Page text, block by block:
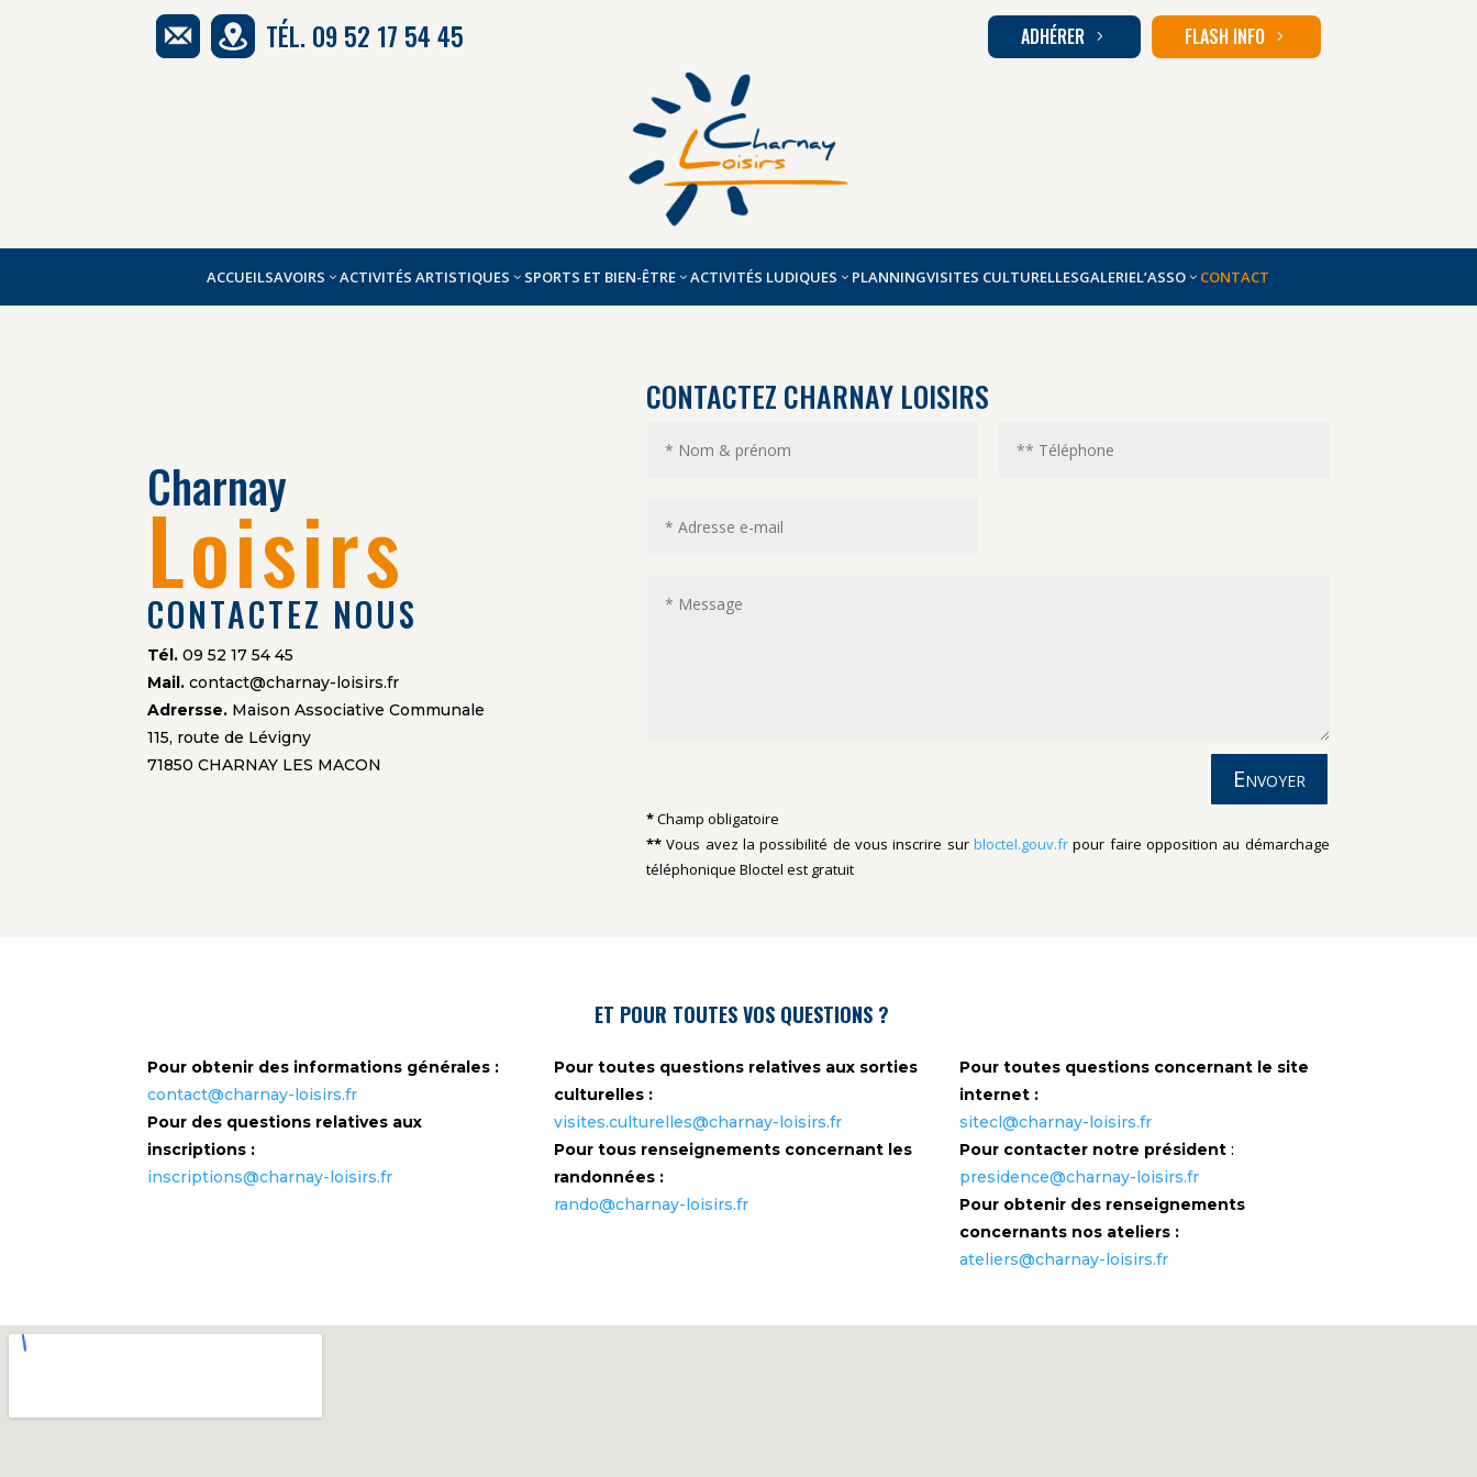
TÉL. 09 52 17 54 45 ADHÉRER 5 FLASH INFO 5
ACCUEILSAVOIRS ACTIVITÉS ARTISTIQUES SPORTS ET BIEN-ÊTRE ACTIVITÉS LUDIQUES PLANNINGVISITES CULTURELLESGALERIEL’ASSO CONTACT
Charnay
Loisirs
CONTACTEZ NOUS
Tél. 09 52 17 54 45
Mail. contact@charnay-loisirs.fr
Adrersse. Maison Associative Communale
115, route de Lévigny
71850 CHARNAY LES MACON
CONTACTEZ CHARNAY LOISIRS
Envoyer
*Champ obligatoire
** Vous avez la possibilité de vous inscrire surbloctel.gouv.fr pour faire opposition au démarchage
téléphoniqueBloctel est gratuit
ET POUR TOUTES VOS QUESTIONS ?
Pour obtenir des informations générales :
contact@charnay-loisirs.fr
Pour des questions relatives aux
inscriptions :
inscriptions@charnay-loisirs.fr
Pour toutes questions relatives aux sorties
culturelles :
visites.culturelles@charnay-loisirs.fr
Pour tous renseignements concernant les
randonnées :
rando@charnay-loisirs.fr
Pour toutes questions concernant le site
internet :
sitecl@charnay-loisirs.fr
Pour contacter notre président:
presidence@charnay-loisirs.fr
Pour obtenir des renseignements
concernants nos ateliers :
ateliers@charnay-loisirs.fr